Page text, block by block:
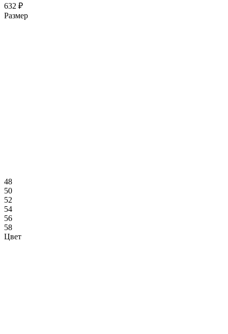
632 ₽
Размер
48
50
52
54
56
58
Цвет